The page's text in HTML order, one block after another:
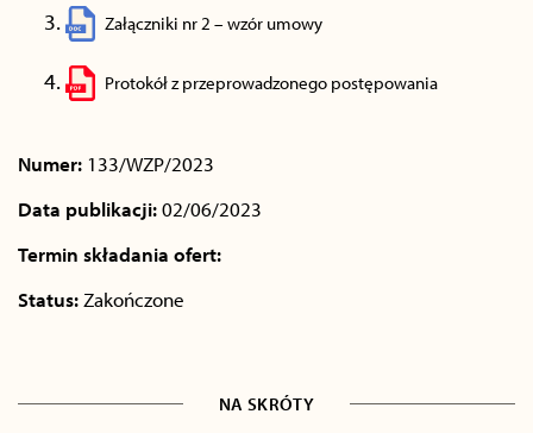
Załączniki nr 2 – wzór umowy
Protokół z przeprowadzonego postępowania
Numer: 133/WZP/2023
Data publikacji:02/06/2023
Termin składania ofert:
Status: Zakończone
NA SKRÓTY